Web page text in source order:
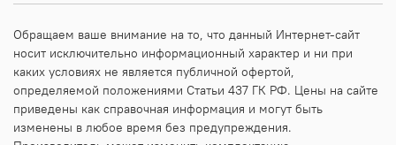
Обращаем ваше внимание на то, что данный Интернет-сайт
носит исключительно информационный характер и ни при
каких условиях не является публичной офертой,
определяемой положениями Статьи 437 ГК РФ. Цены на сайте
приведены как справочная информация и могут быть
изменены в любое время без предупреждения.